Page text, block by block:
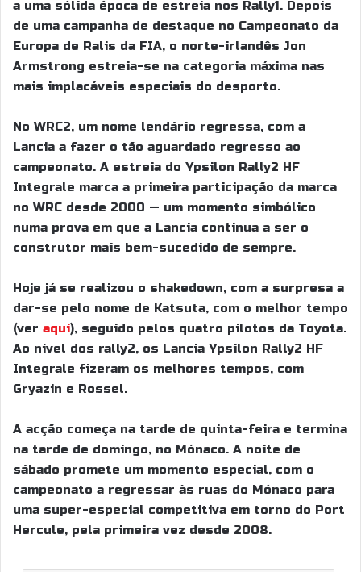
a uma sólida época de estreia nos Rally1. Depois
de uma campanha de destaque no Campeonato da
Europa de Ralis da FIA, o norte-irlandês Jon
Armstrong estreia-se na categoria máxima nas
mais implacáveis especiais do desporto.
No WRC2, um nome lendário regressa, com a
Lancia a fazer o tão aguardado regresso ao
campeonato. A estreia do Ypsilon Rally2 HF
Integrale marca a primeira participação da marca
no WRC desde 2000 — um momento simbólico
numa prova em que a Lancia continua a ser o
construtor mais bem-sucedido de sempre.
Hoje já se realizou o shakedown, com a surpresa a
dar-se pelo nome de Katsuta, com o melhor tempo
(ver aqui), seguido pelos quatro pilotos da Toyota.
Ao nível dos rally2, os Lancia Ypsilon Rally2 HF
Integrale fizeram os melhores tempos, com
Gryazin e Rossel.
A acção começa na tarde de quinta-feira e termina
na tarde de domingo, no Mónaco. A noite de
sábado promete um momento especial, com o
campeonato a regressar às ruas do Mónaco para
uma super-especial competitiva em torno do Port
Hercule, pela primeira vez desde 2008.